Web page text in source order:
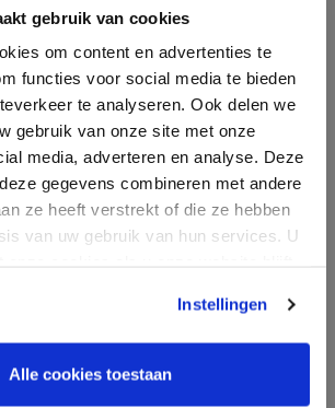
gebruik van cookies
om content en advertenties te
functies voor social media te bieden
te analyseren. Ook delen we
gebruik van onze site met onze
media, adverteren en analyse. Deze
gegevens combineren met andere
ze heeft verstrekt of die ze hebben
van uw gebruik van hun services. U
Instellingen
Alle cookies toestaan
Hoekstaal verzinkt
over uw gebruik van onze site
en analysepartners,
combineren met andere
die u aan hen heeft verstrekt of
verzameld door uw gebruik
Privacybeleid
Prestatie Targeting